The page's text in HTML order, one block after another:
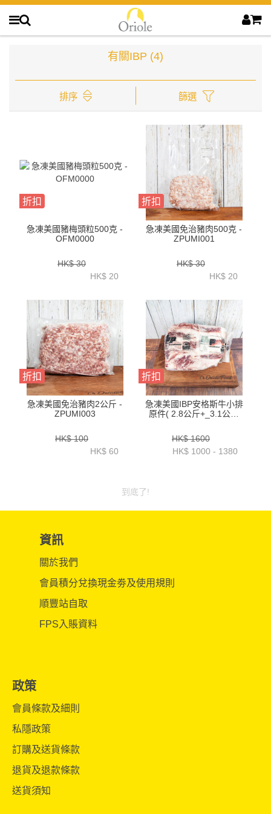
有關IBP (4)
排序 篩選
折扣
急凍美國豬梅頭粒500克 -
OFM0000
HK$ 30
HK$ 20
折扣
急凍美國免治豬肉500克 -
ZPUMI001
HK$ 30
HK$ 20
折扣
急凍美國免治豬肉2公斤 -
ZPUMI003
HK$ 100
HK$ 60
折扣
急凍美國IBP安格斯牛小排
原件( 2.8公斤+_3.1公斤
公斤+)-BUSR07P1-5
HK$ 1600
HK$ 1000 - 1380
到底了!
資訊
關於我們
會員積分兌換現金劵及使用規則
順豐站自取
FPS入賬資料
政策
會員條款及細則
私隱政策
訂購及送貨條款
退貨及退款條款
送貨須知